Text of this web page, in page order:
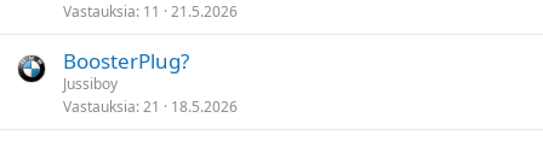
Vastauksia 11 21.5.2026
BoosterPlug?
Jussiboy
Vastauksia 21 18.5.2026